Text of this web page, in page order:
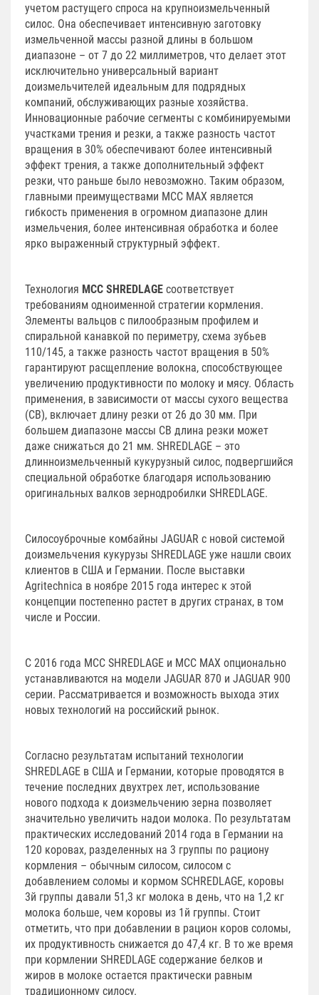
учетом растущего спроса на крупноизмельченный
силос. Она обеспечивает интенсивную заготовку
измельченной массы разной длины в большом
диапазоне – от 7 до 22 миллиметров, что делает этот
исключительно универсальный вариант
доизмельчителей идеальным для подрядных
компаний, обслуживающих разные хозяйства.
Инновационные рабочие сегменты с комбинируемыми
участками трения и резки, а также разность частот
вращения в 30% обеспечивают более интенсивный
эффект трения, а также дополнительный эффект
резки, что раньше было невозможно. Таким образом,
главными преимуществами MCC MAX является
гибкость применения в огромном диапазоне длин
измельчения, более интенсивная обработка и более
ярко выраженный структурный эффект.
Технология MCC SHREDLAGE соответствует
требованиям одноименной стратегии кормления.
Элементы вальцов с пилообразным профилем и
спиральной канавкой по периметру, схема зубьев
110/145, а также разность частот вращения в 50%
гарантируют расщепление волокна, способствующее
увеличению продуктивности по молоку и мясу. Область
применения, в зависимости от массы сухого вещества
(СВ), включает длину резки от 26 до 30 мм. При
большем диапазоне массы СВ длина резки может
даже снижаться до 21 мм. SHREDLAGE – это
длинноизмельченный кукурузный силос, подвергшийся
специальной обработке благодаря использованию
оригинальных валков зернодробилки SHREDLAGE.
Силосоуброчные комбайны JAGUAR с новой системой
доизмельчения кукурузы SHREDLAGE уже нашли своих
клиентов в США и Германии. После выставки
Agritechnica в ноябре 2015 года интерес к этой
концепции постепенно растет в других странах, в том
числе и России.
С 2016 года MCC SHREDLAGE и MCC MAX опционально
устанавливаются на модели JAGUAR 870 и JAGUAR 900
серии. Рассматривается и возможность выхода этих
новых технологий на российский рынок.
Согласно результатам испытаний технологии
SHREDLAGE в США и Германии, которые проводятся в
течение последних двух­трех лет, использование
нового подхода к доизмельчению зерна позволяет
значительно увеличить надои молока. По результатам
практических исследований 2014 года в Германии на
120 коровах, разделенных на 3 группы по рациону
кормления – обычным силосом, силосом с
добавлением соломы и кормом SCHREDLAGE, коровы
3­й группы давали 51,3 кг молока в день, что на 1,2 кг
молока больше, чем коровы из 1­й группы. Стоит
отметить, что при добавлении в рацион коров соломы,
их продуктивность снижается до 47,4 кг. В то же время
при кормлении SHREDLAGE содержание белков и
жиров в молоке остается практически равным
традиционному силосу.